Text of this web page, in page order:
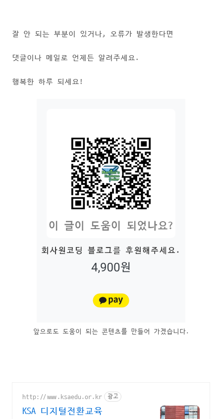
잘 안 되는 부분이 있거나, 오류가 발생한다면
댓글이나 메일로 언제든 알려주세요.
행복한 하루 되세요!
앞으로도 도움이 되는 콘텐츠를 만들어 가겠습니다.
http://www.ksaedu.or.kr 광고
KSA 디지털전환교육